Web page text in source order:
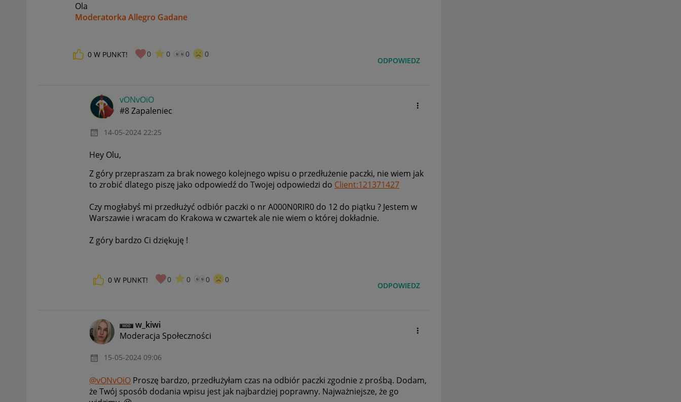
Ola
Moderatorka Allegro Gadane
0 W PUNKT! 0 0 0 0
ODPOWIEDZ
vONvOiO
#8 Zapaleniec
‎14-05-2024 22:25
Hey Olu,
Z góry przepraszam za brak nowego kolejnego wpisu o przedłużenie paczki, nie wiem jak
to zrobić dlatego piszę jako odpowiedź do Twojej odpowiedzi do Client:121371427
Czy mogłabyś mi przedłużyć odbiór paczki o nrA000N0RIR0 do 12 do piątku ? Jestem w
Warszawie i wracam do Krakowa w czwartek ale nie wiem o której dokładnie.
Z góry bardzo Ci dziękuję !
0 W PUNKT! 0 0 0 0
ODPOWIEDZ
w_kiwi
Moderacja Społeczności
‎15-05-2024 09:06
@vONvOiO Proszę bardzo, przedłużyłam czas na odbiór paczki zgodnie z prośbą. Dodam,
że Twój sposób dodania wpisu jest jak najbardziej poprawny. Najważniejsze, że go